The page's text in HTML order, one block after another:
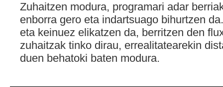
Zuhaitzen modura, programari adar
enborra gero eta indartsuago bihurtzen
eta keinuez elikatzen da, berritzen den
zuhaitzak tinko dirau, errealitatearekin
duen behatoki baten modura.